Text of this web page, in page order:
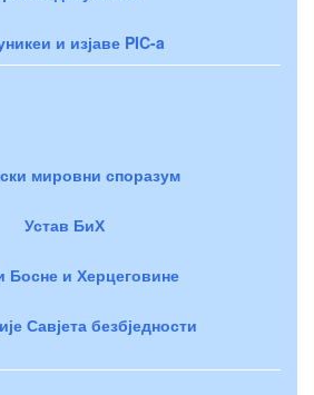
и изјаве PIC-a
мировни споразум
Устав БиХ
Босне и Херцеговине
Савјета безбједности